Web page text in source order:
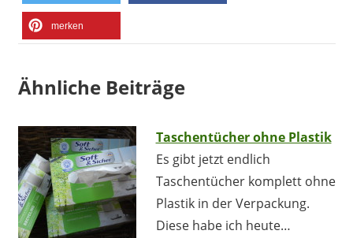
merken
Ähnliche Beiträge
Taschentücher ohne Plastik
Es gibt jetzt endlich
Taschentücher komplett ohne
Plastik in der Verpackung.
Diese habe ich heute…